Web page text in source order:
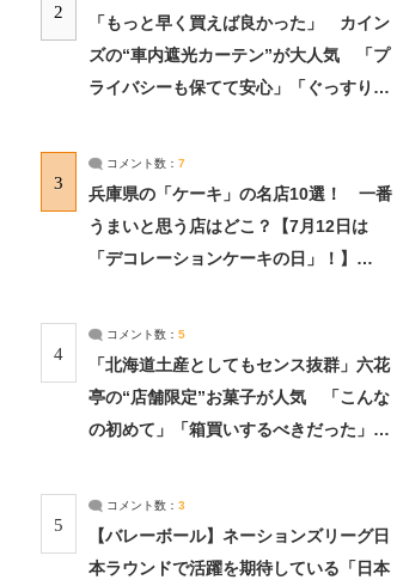
2
「もっと早く買えば良かった」 カイン
ズの“車内遮光カーテン”が大人気 「プ
ライバシーも保てて安心」「ぐっすり眠
3
コメント数： 7
兵庫県の「ケーキ」の名店10選！ 一番
うまいと思う店はどこ？【7月12日は
「デコレーションケーキの日」！】
4
コメント数： 5
「北海道土産としてもセンス抜群」六花
亭の“店舗限定”お菓子が人気 「こんな
の初めて」「箱買いするべきだった」
5
コメント数： 3
【バレーボール】ネーションズリーグ日
本ラウンドで活躍を期待している「日本